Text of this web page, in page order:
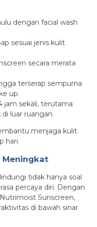
dengan facial wash
sesuai jenis kulit
secara merata
terserap sempurna
up.
jam sekali, terutama
luar ruangan.
menjaga kulit
hari.
Meningkat
tidak hanya soal
percaya diri. Dengan
Sunscreen,
di bawah sinar